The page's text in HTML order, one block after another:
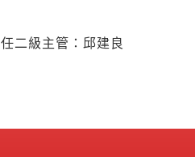
二級主管：邱建良